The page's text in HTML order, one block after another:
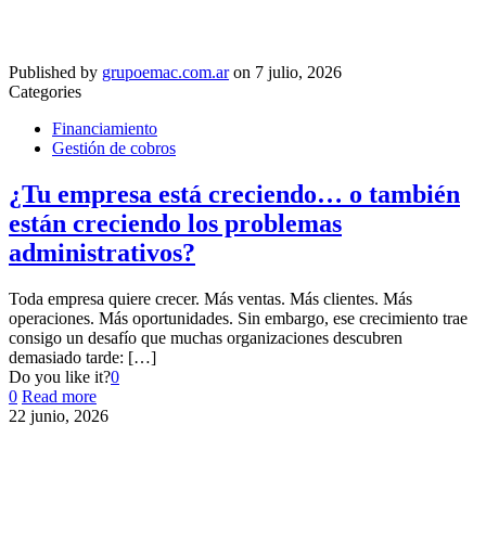
Published by grupoemac.com.ar on 7 julio, 2026
Categories
Financiamiento
Gestión de cobros
¿Tu empresa está creciendo… o también
están creciendo los problemas
administrativos?
Toda empresa quiere crecer. Más ventas. Más clientes. Más
operaciones. Más oportunidades. Sin embargo, ese crecimiento trae
consigo un desafío que muchas organizaciones descubren
demasiado tarde: […]
Do you like it?0
0 Read more
22 junio, 2026